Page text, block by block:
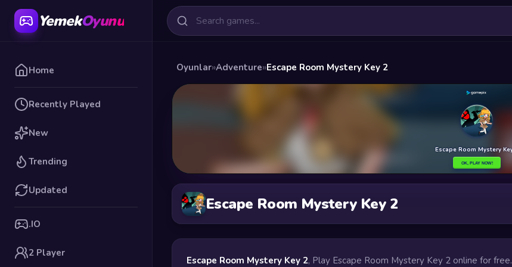
YemekOyunu
Home
Recently Played
New
Trending
Updated
.IO
2 Player
Oyunlar»Adventure»Escape Room Mystery Key 2
Escape Room Mystery Key 2
Escape Room Mystery Key 2, Play Escape Room Mystery Key 2 online for free.